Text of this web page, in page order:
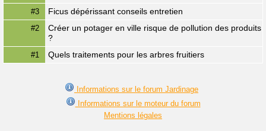
#3 Ficus dépérissant conseils entretien
#2
Créer un potager en ville risque de pollution des produits
?
#1 Quels traitements pour les arbres fruitiers
Informations sur le forum Jardinage
Informations sur le moteur du forum
Mentions légales